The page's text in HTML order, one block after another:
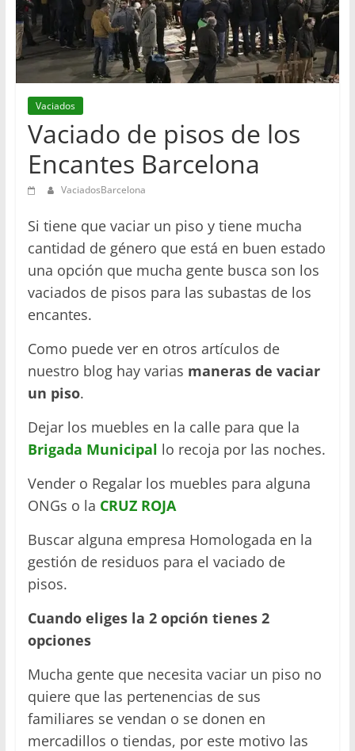
en
Barcelona
Vaciados
Vaciado de pisos de los
Encantes Barcelona
VaciadosBarcelona
Si tiene que vaciar un piso y tiene mucha
cantidad de género que está en buen estado
una opción que mucha gente busca son los
vaciados de pisos para las subastas de los
encantes.
Como puede ver en otros artículos de
nuestro blog hay varias maneras de vaciar
un piso.
Dejar los muebles en la calle para que la
Brigada Municipal lo recoja por las noches.
Vender o Regalar los muebles para alguna
ONGs o la CRUZ ROJA
Buscar alguna empresa Homologada en la
gestión de residuos para el vaciado de
pisos.
Cuando eliges la 2 opción tienes 2
opciones
Mucha gente que necesita vaciar un piso no
quiere que las pertenencias de sus
familiares se vendan o se donen en
mercadillos o tiendas, por este motivo las